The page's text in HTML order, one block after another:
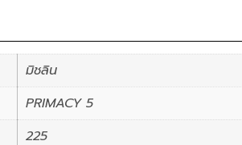
มิชลิน
PRIMACY 5
225